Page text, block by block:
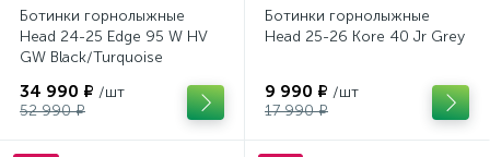
Ботинки горнолыжные
Head 24-25 Edge 95 W HV
GW Black/Turquoise
34 990 ₽ /шт
52 990 ₽
Ботинки горнолыжные
Head 25-26 Kore 40 Jr Grey
9 990 ₽ /шт
17 990 ₽